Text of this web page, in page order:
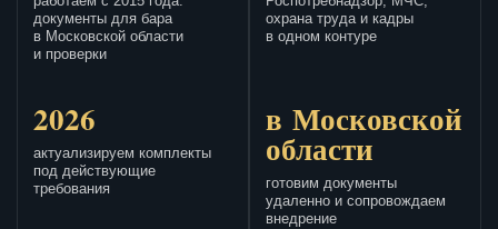
документы для бара
в Московской области
и проверки
охрана труда и кадры
в одном контуре
2026
актуализируем комплекты
под действующие
требования
в Московской
области
готовим документы
удаленно и сопровождаем
внедрение